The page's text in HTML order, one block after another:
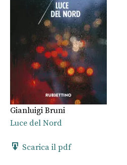
Gianluigi Bruni
Luce del Nord
Scarica il pdf